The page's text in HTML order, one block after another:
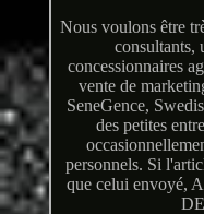
Nous voulons être
consultants,
concessionnaires
vente de
SeneGence,
des petites
personnels. Si
que celui envoyé,